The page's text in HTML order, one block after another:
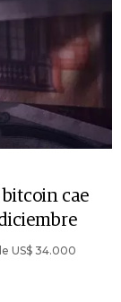
cae
US$ 34.000